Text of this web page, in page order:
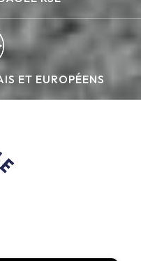
ET EUROPÉENS